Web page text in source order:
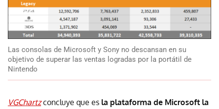
Las consolas de Microsoft y Sony no descansan en su
objetivo de superar las ventas logradas por la portátil de
Nintendo
VGChartzconcluye que es la plataforma de Microsoft la